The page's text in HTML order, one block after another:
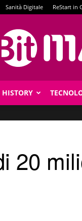
Sanità Digitale ReStart in
HISTORY
20